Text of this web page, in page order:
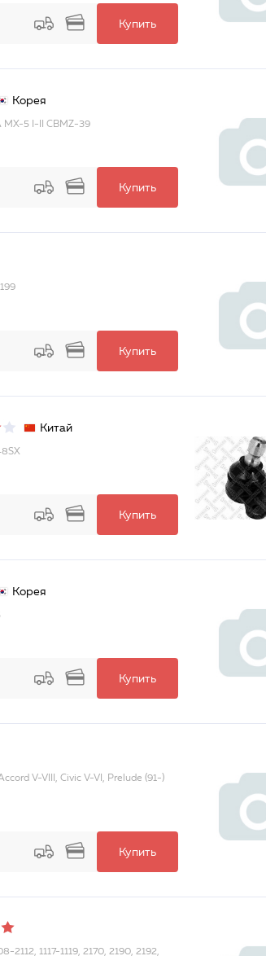
Купить
Корея
5 I-II CBMZ-39
Купить
Купить
Китай
Купить
Корея
Купить
V-VIII, Civic V-VI, Prelude (91-)
Купить
1117-1119, 2170, 2190, 2192,